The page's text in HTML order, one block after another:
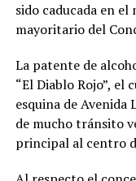
sido caducada en
mayoritario del
La patente de
“El Diablo Rojo”, el
esquina de Avenida
de mucho tránsito
principal al centro